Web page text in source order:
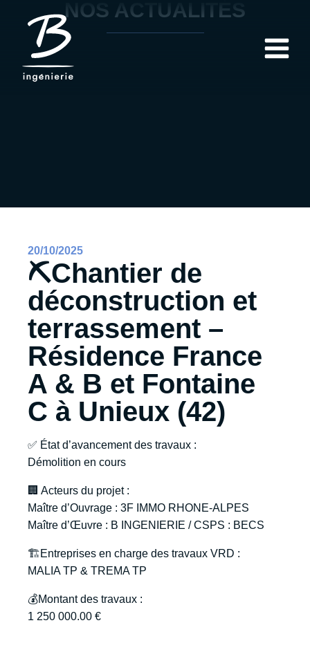
NOS ACTUALITÉS
20/10/2025
⛏️Chantier de
déconstruction et
terrassement –
Résidence France
A & B et Fontaine
C à Unieux (42)
✅ État d’avancement des travaux :
Démolition en cours
🏢 Acteurs du projet :
Maître d’Ouvrage : 3F IMMO RHONE-ALPES
Maître d’Œuvre : B INGENIERIE / CSPS : BECS
🏗️Entreprises en charge des travaux VRD :
MALIA TP & TREMA TP
💰Montant des travaux :
1 250 000.00 €